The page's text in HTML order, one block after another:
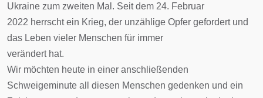
Ukraine zum zweiten Mal. Seit dem 24. Februar
2022 herrscht ein Krieg, der unzählige Opfer gefordert und
das Leben vieler Menschen für immer
verändert hat.
Wir möchten heute in einer anschließenden
Schweigeminute all diesen Menschen gedenken und ein